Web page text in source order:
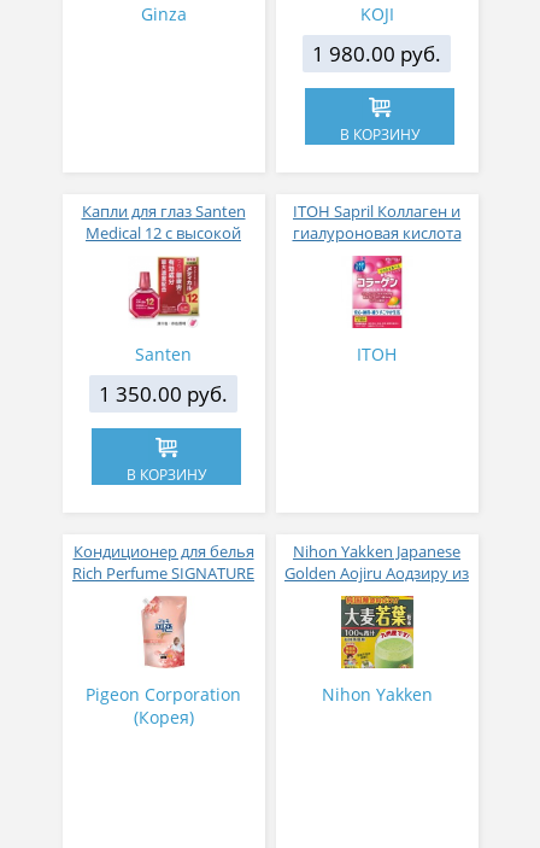
Ginza KOJI
1 980.00 руб.
В КОРЗИНУ
Капли для глаз Santen
Medical 12 с высокой
концентрацией
активных компонентов
12 мл
Santen
1 350.00 руб.
В КОРЗИНУ
ITOH Sapril Коллаген и
гиалуроновая кислота
со вкусом манго 30
стиков
ITOH
Кондиционер для белья
Rich Perfume SIGNATURE
парфюмированный
супер-концентрат с
ароматом Фиеста 1,6 л
Pigeon Corporation
(Корея)
Nihon Yakken Japanese
Golden Aojiru Аодзиру из
листьев молодого
ячменя
Nihon Yakken